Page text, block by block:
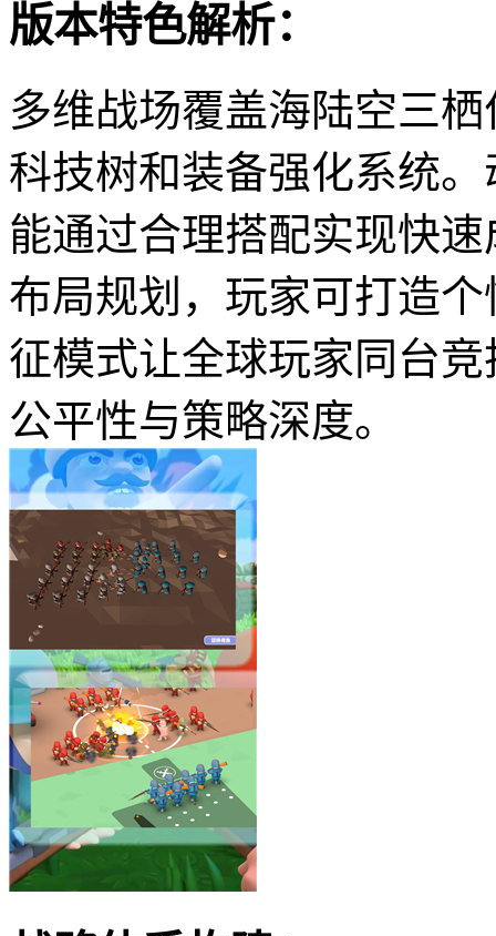
版本特色解析：
多维战场覆盖海陆空三
科技树和装备强化系统
能通过合理搭配实现快
布局规划，玩家可打造
征模式让全球玩家同台
公平性与策略深度。